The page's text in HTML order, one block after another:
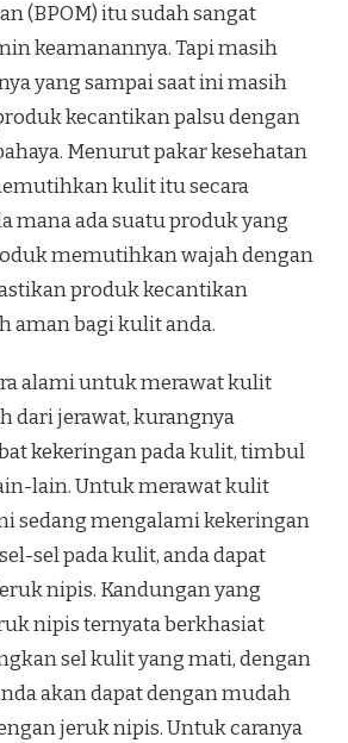
(BPOM) itu sudah sangat
keamanannya. Tapi masih
yang sampai saat ini masih
kecantikan palsu dengan
Menurut pakar kesehatan
kulit itu secara
mana ada suatu produk yang
memutihkan wajah dengan
produk kecantikan
aman bagi kulit anda.
alami untuk merawat kulit
dari jerawat, kurangnya
kekeringan pada kulit, timbul
lain. Untuk merawat kulit
sedang mengalami kekeringan
sel pada kulit, anda dapat
nipis. Kandungan yang
nipis ternyata berkhasiat
sel kulit yang mati, dengan
akan dapat dengan mudah
jeruk nipis. Untuk caranya